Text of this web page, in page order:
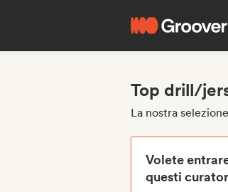
Top drill/
La nostra
Volete
questi